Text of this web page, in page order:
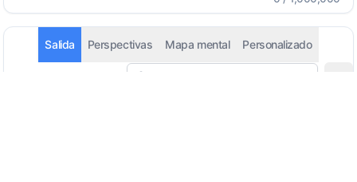
Salida Perspectivas Mapa mental Personalizado